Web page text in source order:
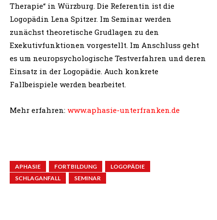
Therapie“ in Würzburg. Die Referentin ist die
Logopädin Lena Spitzer. Im Seminar werden
zunächst theoretische Grudlagen zu den
Exekutivfunktionen vorgestellt. Im Anschluss geht
es um neuropsychologische Testverfahren und deren
Einsatz in der Logopädie. Auch konkrete
Fallbeispiele werden bearbeitet.
Mehr erfahren: www.aphasie-unterfranken.de
APHASIE FORTBILDUNG
LOGOPÄDIE
SCHLAGANFALL
SEMINAR